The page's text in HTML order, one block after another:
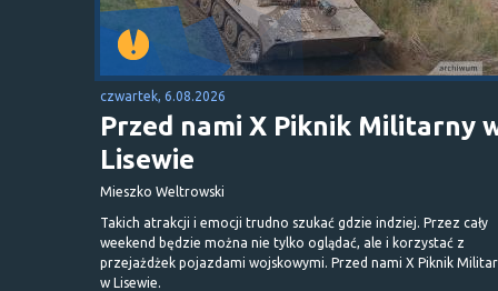
czwartek, 6.08.2026
Przed nami X Piknik Militarny
Lisewie
Mieszko Weltrowski
Takich atrakcji i emocji trudno szukać gdzie indziej. Przez cały
weekend będzie można nie tylko oglądać, ale i korzystać z
przejażdżek pojazdami wojskowymi. Przed nami X Piknik
w Lisewie.